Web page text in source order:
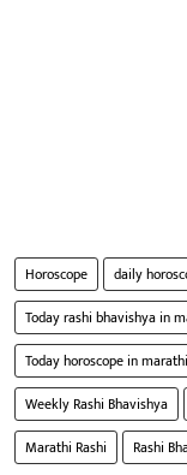
Horoscope daily
Today rashi bhavishya in
Today horoscope in marathi
Weekly Rashi Bhavishya
Marathi Rashi
Rashi